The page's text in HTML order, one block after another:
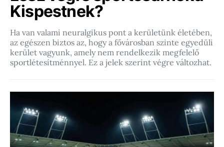
Kispestnek?
Ha van valami neuralgikus pont a kerületünk életében,
az egészen biztos az, hogy a fővárosban szinte egyedüli
kerület vagyunk, amely nem rendelkezik megfelelő
sportlétesítménnyel. Ez a jelek szerint végre változhat.